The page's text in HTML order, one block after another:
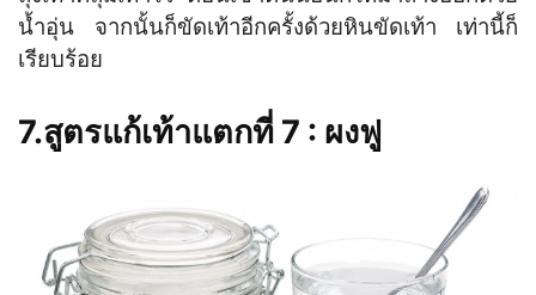
น้ำอุ่น จากนั้นก็ขัดเท้าอีกครั้งด้วยหินขัดเท้า เท่านี้ก็
เรียบร้อย
7.สูตรแก้เท้าแตกที่ 7 : ผงฟู